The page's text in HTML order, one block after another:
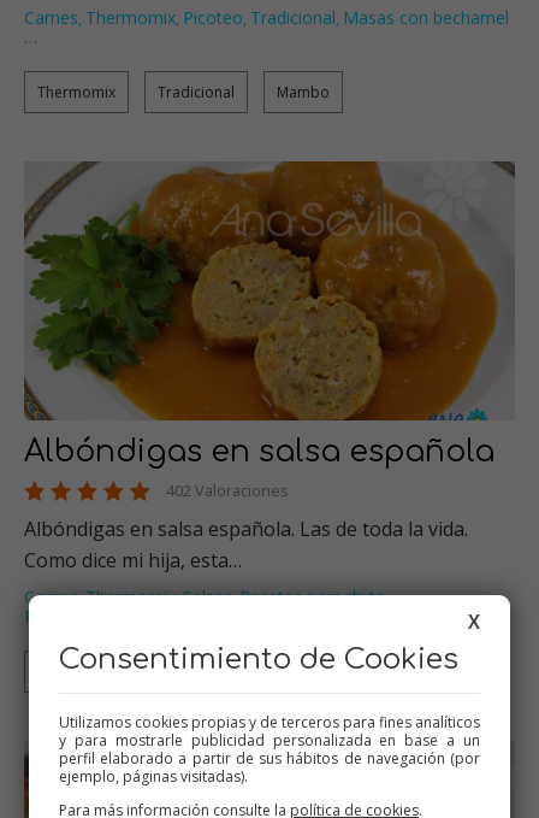
Carnes, Thermomix, Picoteo, Tradicional, Masas con bechamel
…
Thermomix Tradicional Mambo
Albóndigas en salsa española
402 Valoraciones
Albóndigas en salsa española. Las de toda la vida.
Como dice mi hija, esta…
Carnes,Thermomix,Salsas,Recetas para dieta,
Recetas para olla GM
Thermomix Tradicional Olla GM Mambo
X
Consentimiento de Cookies
Utilizamos cookies propias y de terceros para fines analíticos
y para mostrarle publicidad personalizada en base a un
perfil elaborado a partir de sus hábitos de navegación (por
ejemplo, páginas visitadas).
Para más información consulte la política de cookies.